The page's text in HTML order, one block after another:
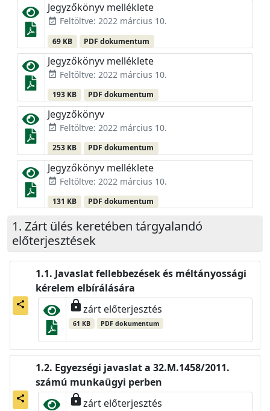
Jegyzőkönyv melléklete
event_available Feltöltve: 2022 március 10.
69 KB PDF dokumentum
Jegyzőkönyv melléklete
event_available Feltöltve: 2022 március 10.
193 KB PDF dokumentum
Jegyzőkönyv
event_available Feltöltve: 2022 március 10.
253 KB PDF dokumentum
Jegyzőkönyv melléklete
event_available Feltöltve: 2022 március 10.
131 KB PDF dokumentum
Zárt ülés keretében tárgyalandó
előterjesztések
share
Javaslat fellebbezések és méltányossági
kérelem elbírálására
lockzárt előterjesztés
61 KB PDF dokumentum
share
Egyezségi javaslat a 32.M.1458/2011.
számú munkaügyi perben
lockzárt előterjesztés